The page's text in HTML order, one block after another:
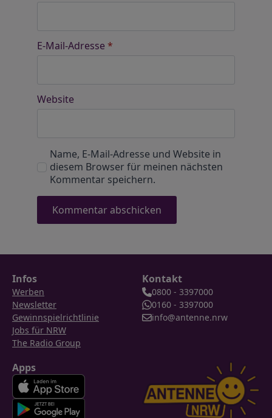
E-Mail-Adresse *
Website
Name, E-Mail-Adresse und Website in
diesem Browser für meinen nächsten
Kommentar speichern.
Infos
Werben
Newsletter
Gewinnspielrichtlinie
Jobs für NRW
The Radio Group
Kontakt
0800 - 3397000
0160 - 3397000
info@antenne.nrw
Apps